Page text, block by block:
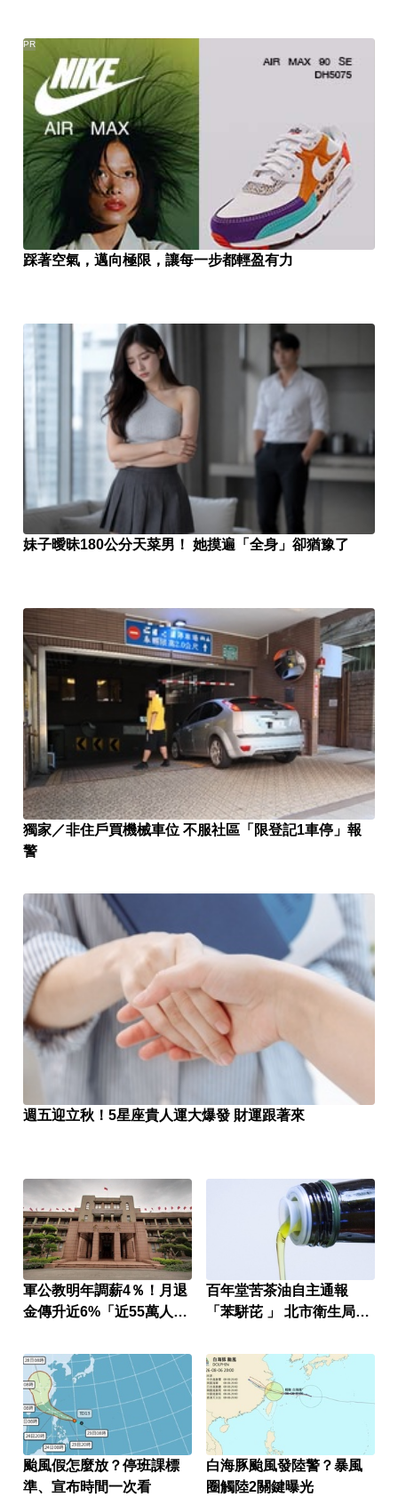
踩著空氣，邁向極限，讓每一步都輕盈有力
PR
妹子曖昧180公分天菜男！ 她摸遍「全身」卻猶豫了
獨家／非住戶買機械車位 不服社區「限登記1車停」報
警
週五迎立秋！5星座貴人運大爆發 財運跟著來
軍公教明年調薪4％！月退
金傳升近6%「近55萬人受
百年堂苦茶油自主通報
「苯駢芘 」 北市衛生局火
颱風假怎麼放？停班課標
準、宣布時間一次看
白海豚颱風發陸警？暴風
圈觸陸2關鍵曝光